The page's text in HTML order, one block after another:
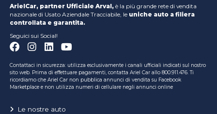
ArielCar, partner Ufficiale Arval, è la più grande rete di vendita
nazionale di Usato Aziendale Tracciabile, le uniche auto a filiera
controllata e garantita.
Seguici sui Social!
Contattaci in sicurezza: utilizza esclusivamente i canali ufficiali indicati sul nostro
sito web. Prima di effettuare pagamenti, contatta Ariel Car allo 800.911.476. Ti
ricordiamo che Ariel Car non pubblica annunci di vendita su Facebook
Marketplace e non utilizza numeri di cellulare negli annunci online
Le nostre auto